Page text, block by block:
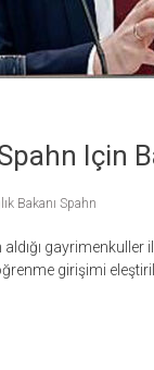
Için
Bakanı Spahn
aldığı
girişimi